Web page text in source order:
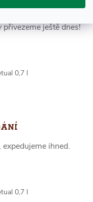
ještě dnes!
ihned.